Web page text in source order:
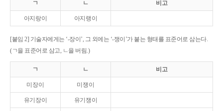
ㄱ ㄴ 비고
아지랑이 아지랭이
[붙임 2] 기술자에게는 ‘-장이’, 그 외에는 ‘-쟁이’가 붙는 형태를 표준어로 삼는다.
(ㄱ을 표준어로 삼고, ㄴ을 버림.)
ㄱ ㄴ 비고
미장이 미쟁이
유기장이 유기쟁이